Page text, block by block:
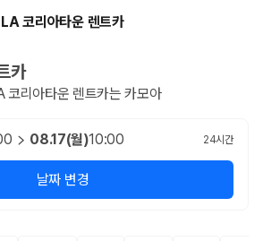
LA 코리아타운 렌트카
카
코리아타운 렌트카는 카모아
08.17(월)10:00 24시간
날짜 변경